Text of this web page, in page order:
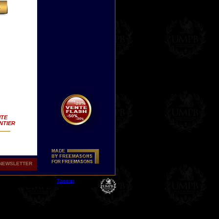
Tweeter
le
de